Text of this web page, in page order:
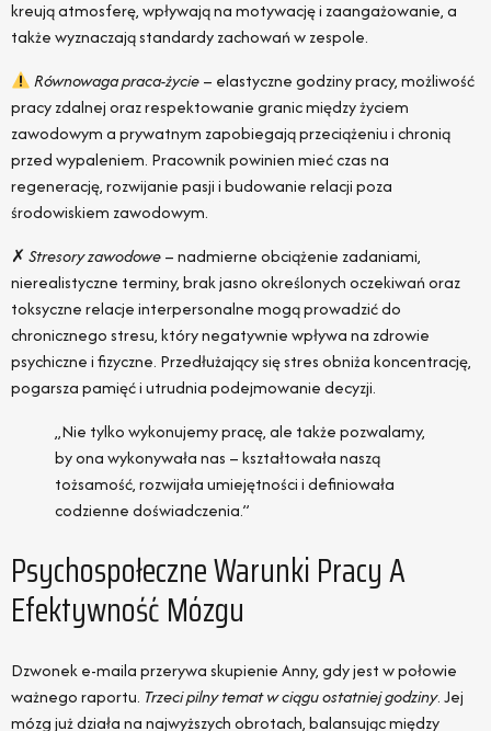
kreują atmosferę, wpływają na motywację i zaangażowanie, a
także wyznaczają standardy zachowań w zespole.
Równowaga praca-życie– elastyczne godziny pracy, możliwość
pracy zdalnej oraz respektowanie granic między życiem
zawodowym a prywatnym zapobiegają przeciążeniu i chronią
przed wypaleniem. Pracownik powinien mieć czas na
regenerację, rozwijanie pasji i budowanie relacji poza
środowiskiem zawodowym.
✗ Stresory zawodowe– nadmierne obciążenie zadaniami,
nierealistyczne terminy, brak jasno określonych oczekiwań oraz
toksyczne relacje interpersonalne mogą prowadzić do
chronicznego stresu, który negatywnie wpływa na zdrowie
psychiczne i fizyczne. Przedłużający się stres obniża koncentrację,
pogarsza pamięć i utrudnia podejmowanie decyzji.
„Nie tylko wykonujemy pracę, ale także pozwalamy,
by ona wykonywała nas – kształtowała naszą
tożsamość, rozwijała umiejętności i definiowała
codzienne doświadczenia.”
Psychospołeczne Warunki Pracy A
Efektywność Mózgu
Dzwonek e-maila przerywa skupienie Anny, gdy jest w połowie
ważnego raportu. Trzeci pilny temat w ciągu ostatniej godziny. Jej
mózg już działa na najwyższych obrotach, balansując między